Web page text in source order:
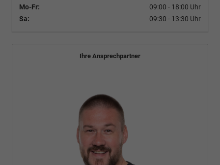
Mo-Fr:
09:00 - 18:00 Uhr
Sa:
09:30 - 13:30 Uhr
Ihre Ansprechpartner